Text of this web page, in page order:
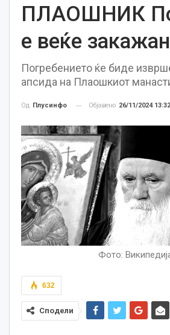
ПЛАОШНИК
е веќе закажан
Погребението ќе биде
апсида на Плаошкиот
Од Плусинфо Објавено 26/11/2024
Фото:
632
Сподели